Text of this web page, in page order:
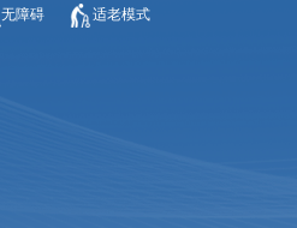
无障碍 适老模式